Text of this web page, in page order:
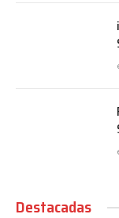
Destacadas